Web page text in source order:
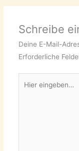
Schreibe
Deine E-Mail-
Erforderliche
eingeben…